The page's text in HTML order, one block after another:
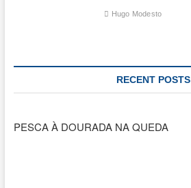
Hugo Modesto
RECENT POSTS
PESCA À DOURADA NA QUEDA